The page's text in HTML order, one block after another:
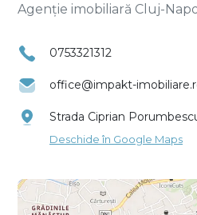
Agenție imobiliară Cluj-
0753321312
office@impakt-
Strada Ciprian
Deschide în Google Maps